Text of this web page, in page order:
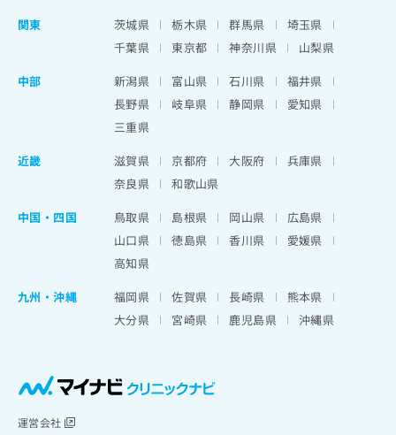
関東
茨城県 栃木県 群馬県
埼玉県
千葉県
東京都 神奈川県
山梨県
中部
新潟県 富山県 石川県
福井県
長野県
岐阜県 静岡県
愛知県
三重県
近畿
滋賀県 京都府 大阪府
兵庫県
奈良県
和歌山県
中国・四国
鳥取県 島根県 岡山県
広島県
山口県
徳島県 香川県
愛媛県
高知県
九州・沖縄
福岡県 佐賀県 長崎県
熊本県
大分県
宮崎県 鹿児島県 沖縄県
運営会社